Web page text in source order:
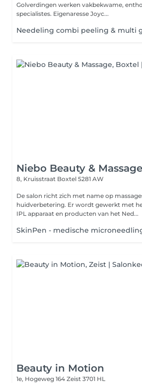
Golverdingen werken vakbekwame,
specialistes. Eigenaresse Joyc...
Needeling combi peeling & multi
Niebo Beauty & Massage
8, Kruisstraat Boxtel 5281 AW
De salon richt zich met name op
huidverbetering. Er wordt gewerkt met
IPL apparaat en producten van het Ned...
SkinPen - medische
Beauty in Motion
1e, Hogeweg 164 Zeist 3701 HL